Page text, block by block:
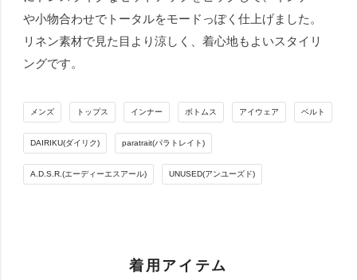
や小物合わせでトータルをモードっぽく仕上げました。
リネン素材で見た目より涼しく、着心地もよいスタイリ
ングです。
メンズ トップス インナー ボトムス アイウェア ベルト
DAIRIKU(ダイリク) paratrait(パラトレイト)
A.D.S.R.(エーディーエスアール) UNUSED(アンユーズド)
着用アイテム